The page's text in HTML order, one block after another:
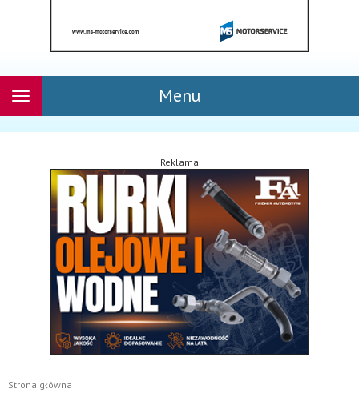
Menu
Rozwiń
Reklama
Strona główna